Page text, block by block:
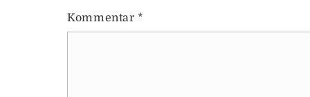
Kommentar *